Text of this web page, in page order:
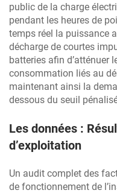
public de la charge
pendant les heures de
temps réel la puissance
décharge de courtes
batteries afin d’atténuer
consommation liés au
maintenant ainsi la
dessous du seuil
Les données :
d’exploitation
Un audit complet des
de fonctionnement de